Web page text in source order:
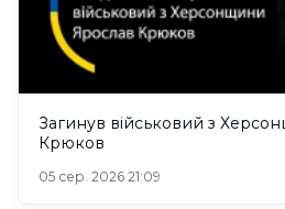
Загинув військовий з
Крюков
05 сер. 2026 21:09